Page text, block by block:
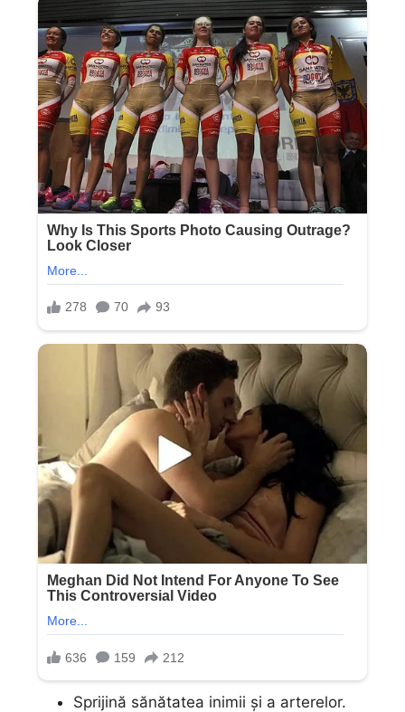
Sprijină sănătatea inimii și a arterelor.